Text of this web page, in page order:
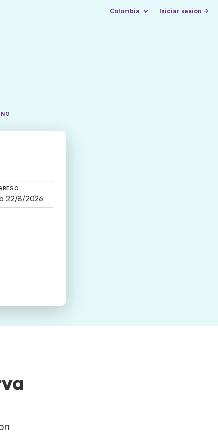
Colombia Iniciar sesión →